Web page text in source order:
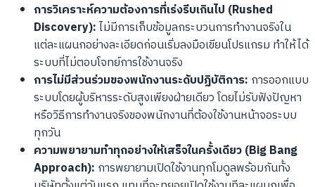
การวิเคราะห์ความต้องการที่เร่งรีบเกินไป (Rushed
Discovery):ไม่มีการเก็บข้อมูลกระบวนการทำงานจริงใน
แต่ละแผนกอย่างละเอียดก่อนเริ่มลงมือเขียนโปรแกรม ทำให้ได้
ระบบที่ไม่ตอบโจทย์การใช้งานจริง
การไม่มีส่วนร่วมของพนักงานระดับปฏิบัติการ: การออกแบบ
ระบบโดยผู้บริหารระดับสูงเพียงฝ่ายเดียว โดยไม่รับฟังปัญหา
หรือวิธีการทำงานจริงของพนักงานที่ต้องใช้งานหน้าจอระบบ
ทุกวัน
ความพยายามทำทุกอย่างให้เสร็จในครั้งเดียว (Big Bang
Approach): การพยายามเปิดใช้งานทุกโมดูลพร้อมกันทั้ง